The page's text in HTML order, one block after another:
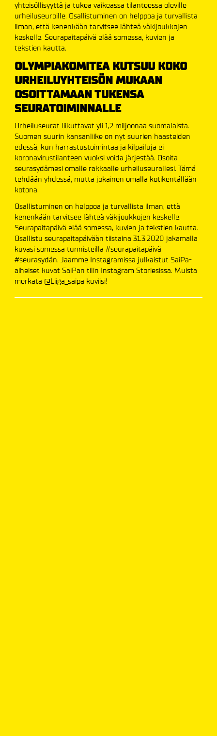
yhteisöllisyyttä ja tukea vaikeassa tilanteessa oleville
urheiluseuroille. Osallistuminen on helppoa ja turvallista
ilman, että kenenkään tarvitsee lähteä väkijoukkojen
keskelle. Seurapaitapäivä elää somessa, kuvien ja
tekstien kautta.
OLYMPIAKOMITEA KUTSUU KOKO
URHEILUYHTEISÖN MUKAAN
OSOITTAMAAN TUKENSA
SEURATOIMINNALLE
Urheiluseurat liikuttavat yli 1,2 miljoonaa suomalaista.
Suomen suurin kansanliike on nyt suurien haasteiden
edessä, kun harrastustoimintaa ja kilpailuja ei
koronavirustilanteen vuoksi voida järjestää. Osoita
seurasydämesi omalle rakkaalle urheiluseurallesi. Tämä
tehdään yhdessä, mutta jokainen omalla kotikentällään
kotona.
Osallistuminen on helppoa ja turvallista ilman, että
kenenkään tarvitsee lähteä väkijoukkojen keskelle.
Seurapaitapäivä elää somessa, kuvien ja tekstien kautta.
Osallistu seurapaitapäivään tiistaina 31.3.2020 jakamalla
kuvasi somessa tunnisteilla #seurapaitapäivä
#seurasydän. Jaamme Instagramissa julkaistut SaiPa-
aiheiset kuvat SaiPan tilin Instagram Storiesissa. Muista
merkata @Liiga_saipa kuviisi!